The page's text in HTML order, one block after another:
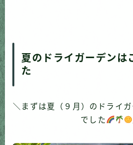
夏のドライガーデンは
た
＼まずは夏（９月）のドライ
でした